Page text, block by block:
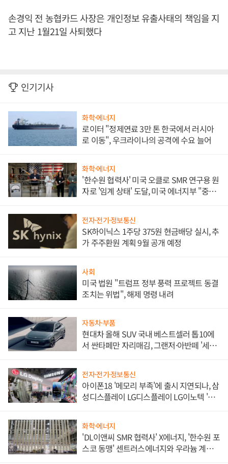
손경익 전 농협카드 사장은 개인정보 유출사태의 책임을 지
고 지난 1월21일 사퇴했다
인기기사
화학·에너지
로이터 "정제연료 3만 톤 한국에서 러시아
로 이동", 우크라이나의 공격에 수요 늘어
화학·에너지
'한수원 협력사' 미국 오클로 SMR 연구용 원
자로 '임계 상태' 도달, 미국 에너지부 "중요
전자·전기·정보통신
SK하이닉스 1주당 375원 현금배당 실시, 추
가 주주환원 계획 9월 공개 예정
사회
미국 법원 "트럼프 정부 풍력 프로젝트 동결
조치는 위법", 해제 명령 내려
자동차·부품
현대차 올해 SUV 국내 베스트셀러 톱10에
서 싼타페만 자리매김, 그랜저·아반떼 '세단
전자·전기·정보통신
아이폰18 '메모리 부족'에 출시 지연되나, 삼
성디스플레이 LG디스플레이 LG이노텍 '탈
화학·에너지
'DL이앤씨 SMR 협력사' X에너지, '한수원 포
스코 동맹' 센트러스에너지와 우라늄 계약